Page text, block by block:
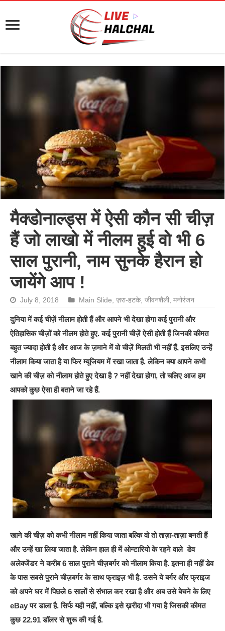
मैक्डोनाल्ड्स में ऐसी कौन सी चीज़
हैं जो लाखो में नीलम हुई वो भी 6
साल पुरानी, नाम सुनके हैरान हो
जायेंगे आप !
July 8, 2018 Main Slide ,ज़रा-हटके,जीवनशैली ,मनोरंजन
दुनिया में कई चीज़ें नीलाम होती हैं और आपने भी देखा होगा कई पुरानी और
ऐतिहासिक चीज़ों को नीलम होते हुए. कई पुरानी चीज़ें ऐसी होती हैं जिनकी कीमत
बहुत ज्यादा होती है और आज के ज़माने में वो चीज़ें मिलती भी नहीं हैं, इसलिए उन्हें
नीलाम किया जाता है या फिर म्यूजियम में रखा जाता है. लेकिन क्या आपने कभी
खाने की चीज़ को नीलाम होते हुए देखा है ? नहीं देखा होगा, तो चलिए आज हम
आपको कुछ ऐसा ही बताने जा रहे हैं.
खाने की चीज़ को कभी नीलाम नहीं किया जाता बल्कि वो तो ताज़ा-ताज़ा बनती हैं
और उन्हें खा लिया जाता है. लेकिन हाल ही में ओन्टारियो के रहने वाले डेव
अलेक्जेंडर ने करीब 6 साल पुराने चीज़बर्गर को नीलाम किया है. इतना ही नहीं डेव
के पास सबसे पुराने चीज़बर्गर के साथ फ्राइज़ भी है. उसने ये बर्गर और फ्राइज
को अपने घर में पिछले 6 सालों से संभाल कर रखा है और अब उसे बेचने के लिए
eBay पर डाला है. सिर्फ यही नहीं, बल्कि इसे ख़रीदा भी गया है जिसकी कीमत
कुछ 22.91 डॉलर से शुरू की गई है.